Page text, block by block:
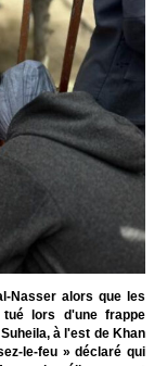
Nasser alors que les
tué lors d'une frappe
à l'est de Khan
le-feu » déclaré qui